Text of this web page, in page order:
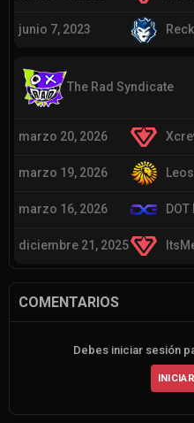
junio 7, 2023
The Rad Syndicate
marzo 20, 2026
marzo 19, 2026
marzo 16, 2026 DOT
diciembre 21, 2025
COMENTARIOS
Debes iniciar sesión